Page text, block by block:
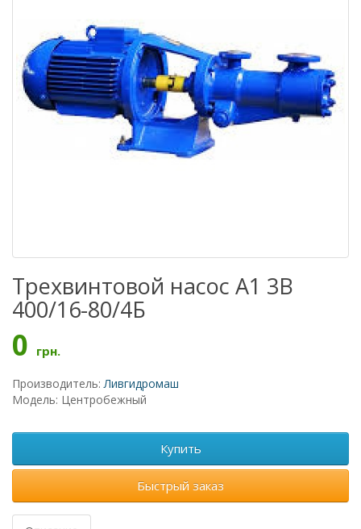
Трехвинтовой насос А1 3В
400/16-80/4Б
0 грн.
Производитель:Ливгидромаш
Модель: Центробежный
Купить
Быстрый заказ